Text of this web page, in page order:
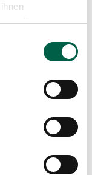
Ihrer